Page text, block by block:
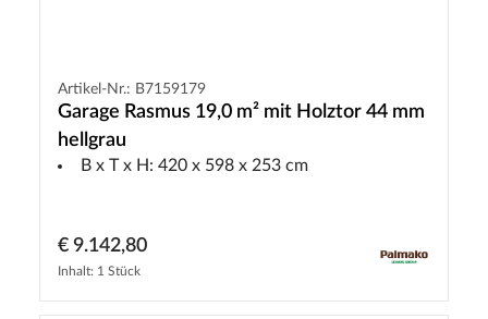
Artikel-Nr.: B7159179
Garage Rasmus 19,0 m² mit Holztor 44 mm
hellgrau
B x T x H: 420 x 598 x 253 cm
€ 9.142,80
Inhalt: 1 Stück